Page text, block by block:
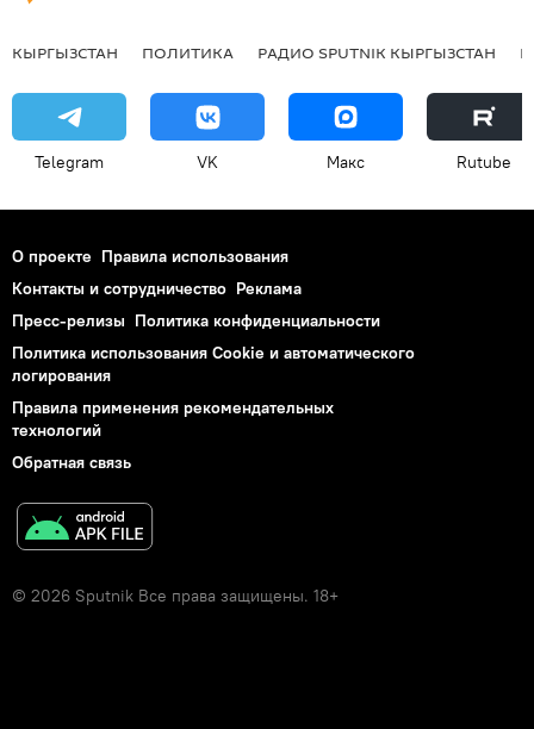
КЫРГЫЗСТАН ПОЛИТИКА РАДИО SPUTNIK КЫРГЫЗСТАН
Telegram VK Макс Rutube
О проекте Правила использования
Контакты и сотрудничество Реклама
Пресс-релизы Политика конфиденциальности
Политика использования Cookie и автоматического
логирования
Правила применения рекомендательных
технологий
Обратная связь
© 2026 Sputnik Все права защищены. 18+